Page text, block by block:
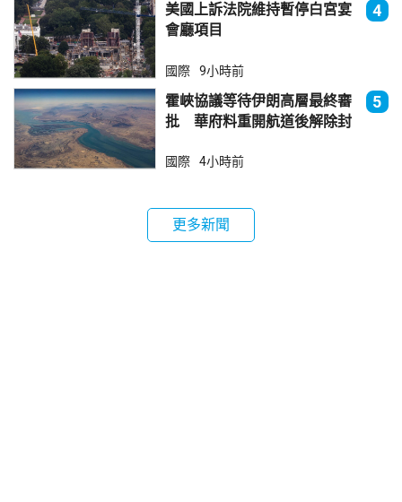
美國上訴法院維持暫停白宮宴
會廳項目
4
國際 9小時前
霍峽協議等待伊朗高層最終審
批 華府料重開航道後解除封
5
國際 4小時前
更多新聞